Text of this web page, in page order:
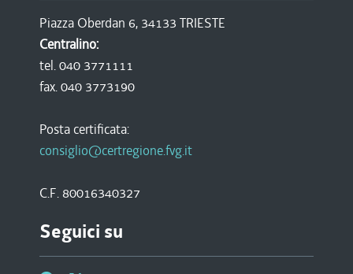
Piazza Oberdan 6, 34133 TRIESTE
Centralino:
tel. 040 3771111
fax. 040 3773190
Posta certificata:
consiglio@certregione.fvg.it
C.F. 80016340327
Seguici su